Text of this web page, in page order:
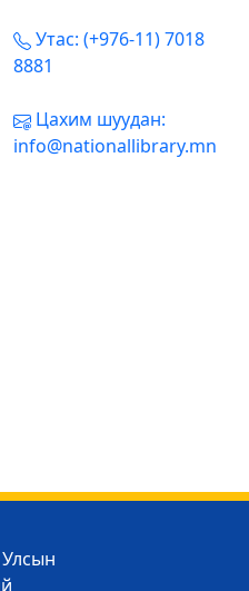
Утас: (+976-11) 7018
8881
Цахим шуудан:
info@nationallibrary.mn